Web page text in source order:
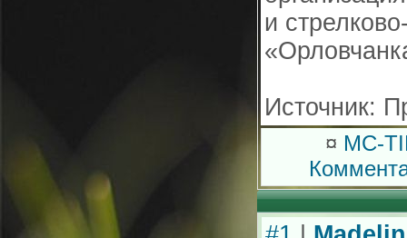
и
Источник:
¤ MC-